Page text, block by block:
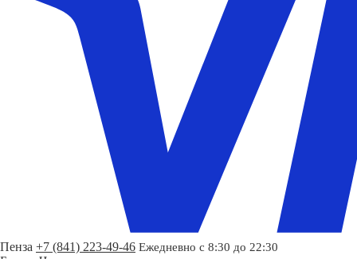
Пенза +7 (841) 223-49-46 Ежедневно с 8:30 до 22:30